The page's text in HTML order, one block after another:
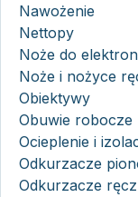
Nawożenie
Nettopy
Noże do
Noże i nożyce
Obiektywy
Obuwie robocze
Ocieplenie i
Odkurzacze
Odkurzacze